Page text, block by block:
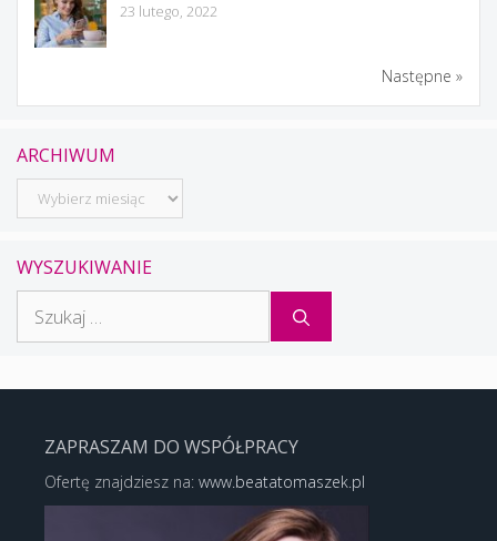
23 lutego, 2022
Następne »
ARCHIWUM
Archiwum
WYSZUKIWANIE
ZAPRASZAM DO WSPÓŁPRACY
Ofertę znajdziesz na: www.beatatomaszek.pl